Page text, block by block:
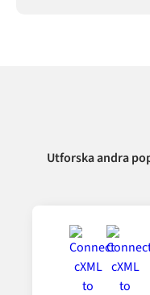
Utforska andra